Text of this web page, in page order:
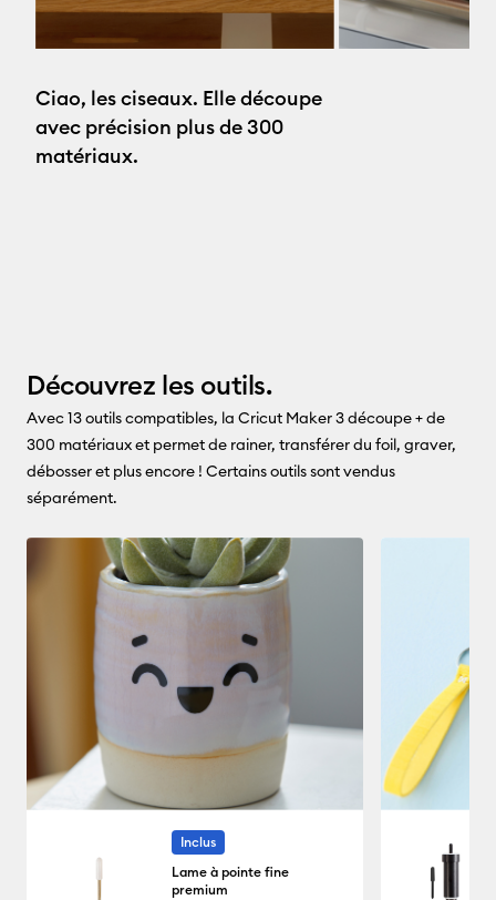
Ciao, les ciseaux. Elle découpe
avec précision plus de 300
matériaux.
Découvrez les outils.
Avec 13 outils compatibles, la Cricut Maker 3 découpe + de
300 matériaux et permet de rainer, transférer du foil, graver,
débosser et plus encore ! Certains outils sont vendus
séparément.
Inclus
Lame à pointe fine
premium